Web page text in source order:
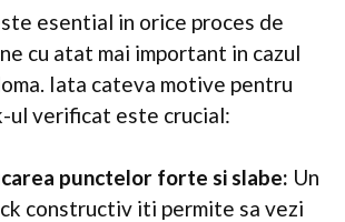
esential in orice proces de
cu atat mai important in cazul
Iata cateva motive pentru
ul verificat este crucial:
punctelor forte si slabe: Un
constructiv iti permite sa vezi